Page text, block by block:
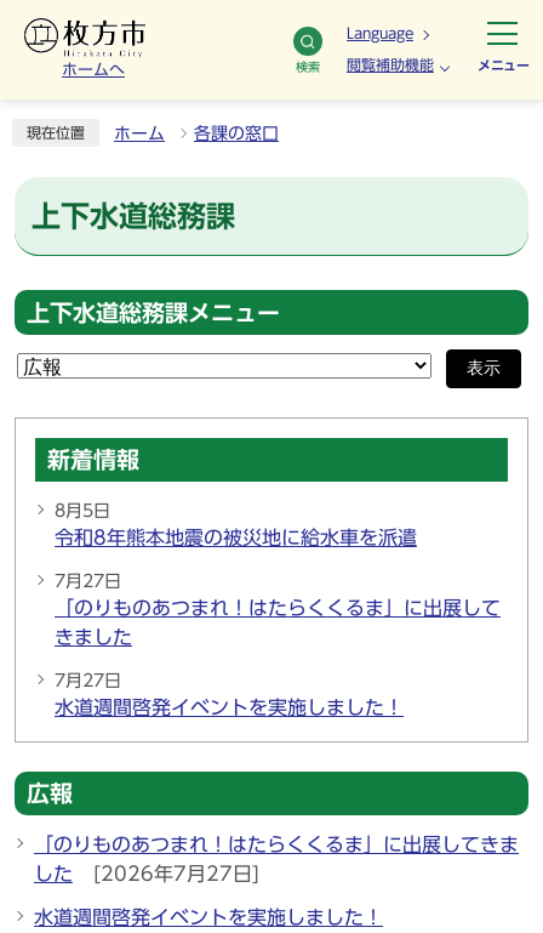
ホームへ 検索
Language
閲覧補助機能 メニュー
現在位置 ホーム 各課の窓口
上下水道総務課
上下水道総務課メニュー
表示
新着情報
8月5日
令和8年熊本地震の被災地に給水車を派遣
7月27日
「のりものあつまれ！はたらくくるま」に出展して
きました
7月27日
水道週間啓発イベントを実施しました！
広報
「のりものあつまれ！はたらくくるま」に出展してきま
した
[2026年7月27日]
水道週間啓発イベントを実施しました！